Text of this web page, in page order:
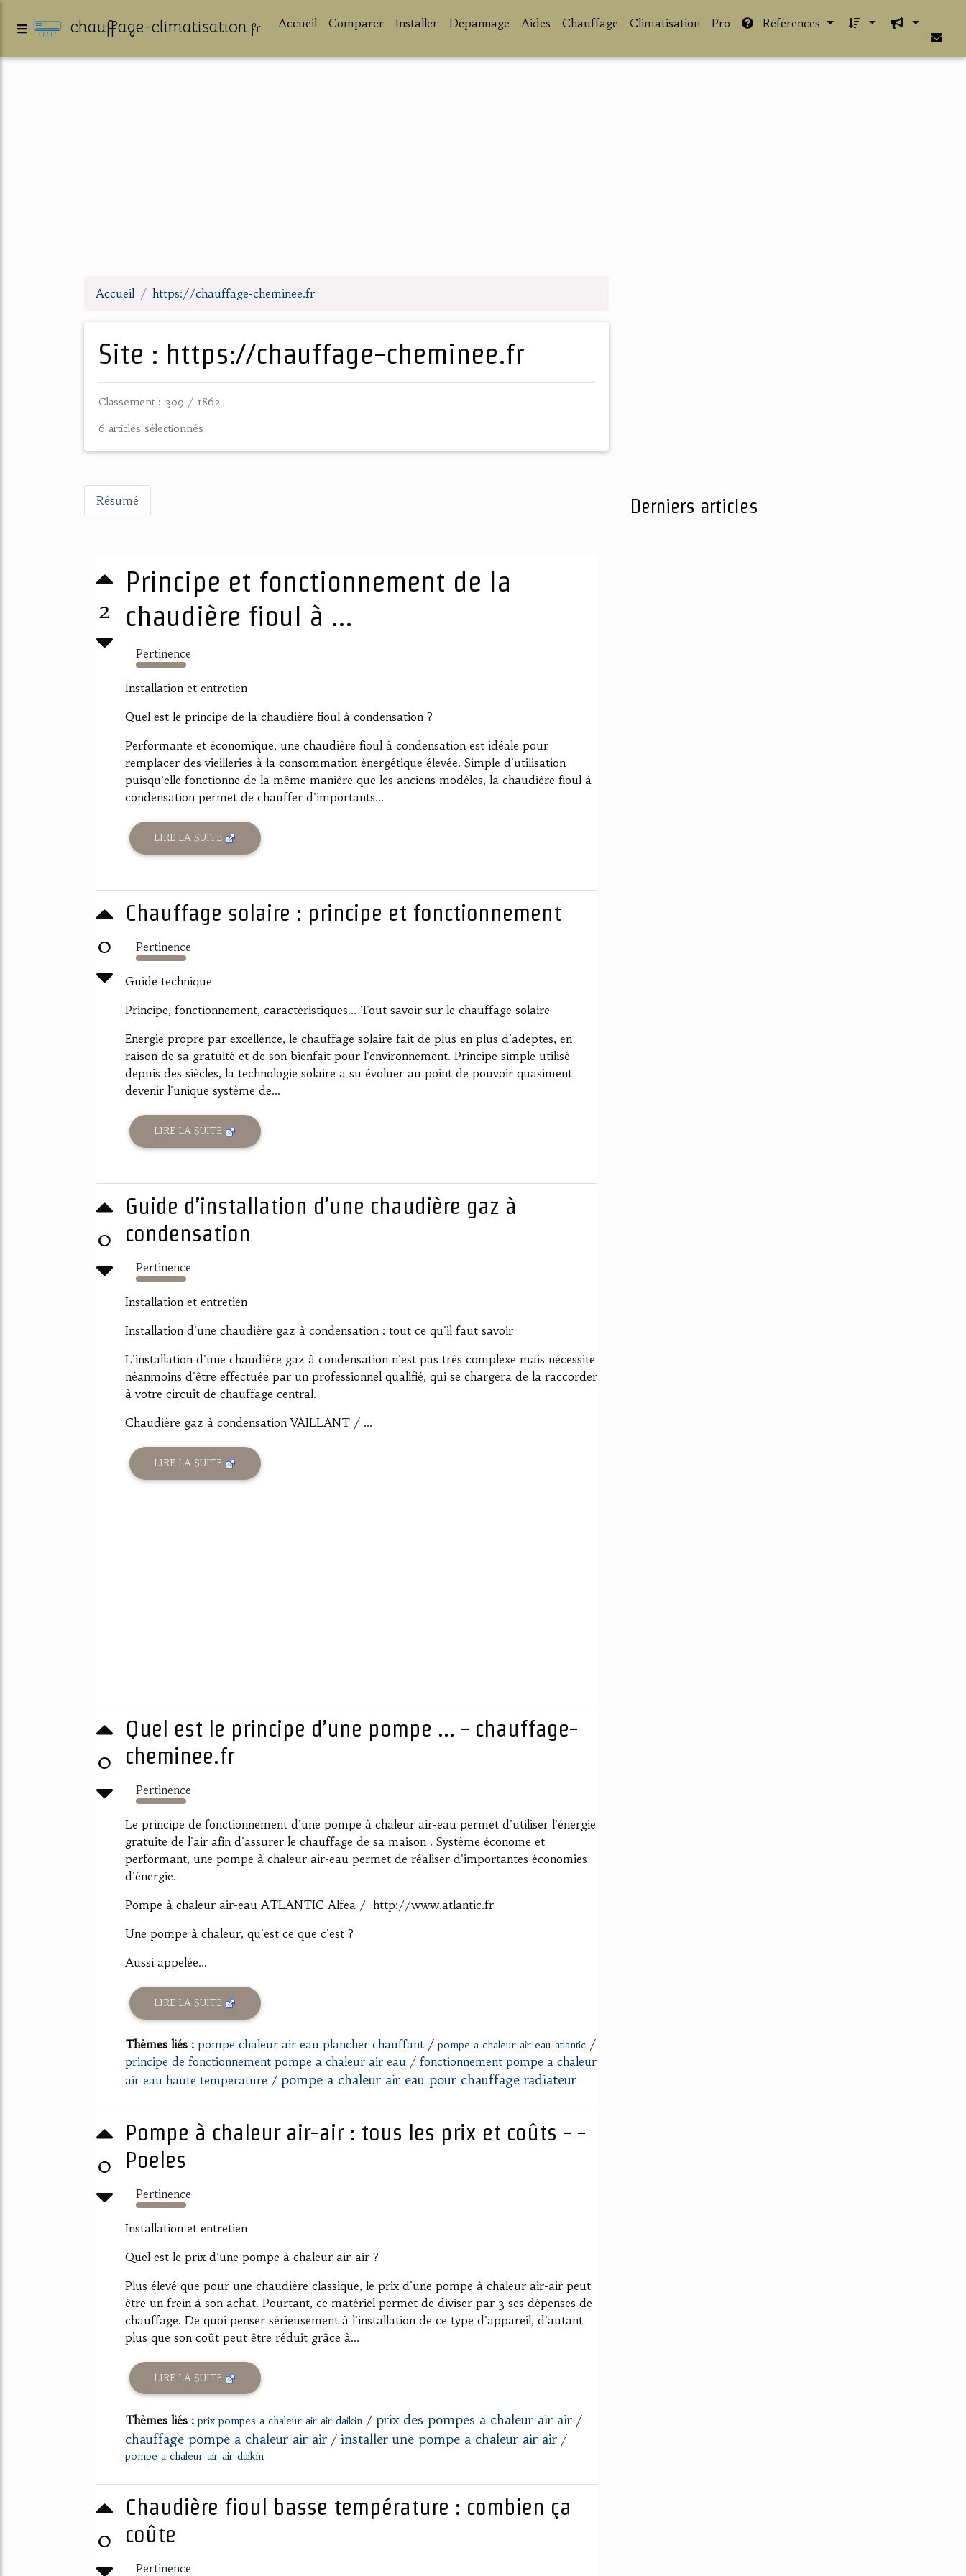
chauffage-climatisation.fr Accueil Comparer Installer Dépannage Aides Chauffage Climatisation Pro Références
Accueil https://chauffage-cheminee.fr
Site : https://chauffage-cheminee.fr
Classement : 309 / 1862
6 articles sélectionnés
Résumé
2
Principe et fonctionnement de la
chaudière fioul à ...
Pertinence
2062%
Installation et entretien
Quel est le principe de la chaudière fioul à condensation ?
Performante et économique, une chaudière fioul à condensation est idéale pour
remplacer des vieilleries à la consommation énergétique élevée. Simple d'utilisation
puisqu'elle fonctionne de la même manière que les anciens modèles, la chaudière fioul à
condensation permet de chauffer d'importants...
LIRE LA SUITE
0
Chauffage solaire : principe et fonctionnement
Pertinence
3097%
Guide technique
Principe, fonctionnement, caractéristiques... Tout savoir sur le chauffage solaire
Energie propre par excellence, le chauffage solaire fait de plus en plus d'adeptes, en
raison de sa gratuité et de son bienfait pour l'environnement. Principe simple utilisé
depuis des siècles, la technologie solaire a su évoluer au point de pouvoir quasiment
devenir l'unique système de...
LIRE LA SUITE
0
Guide d’installation d’une chaudière gaz à
condensation
Pertinence
2707%
Installation et entretien
Installation d'une chaudière gaz à condensation : tout ce qu'il faut savoir
L'installation d'une chaudière gaz à condensation n'est pas très complexe mais nécessite
néanmoins d'être effectuée par un professionnel qualifié, qui se chargera de la raccorder
à votre circuit de chauffage central.
Chaudière gaz à condensation VAILLANT / ...
LIRE LA SUITE
0
Quel est le principe d’une pompe ... - chauffage-
cheminee.fr
Pertinence
2341%
Le principe de fonctionnement d'une pompe à chaleur air-eau permet d'utiliser l'énergie
gratuite de l'air afin d'assurer le chauffage de sa maison . Système économe et
performant, une pompe à chaleur air-eau permet de réaliser d'importantes économies
d'énergie.
Pompe à chaleur air-eau ATLANTIC Alfea / http://www.atlantic.fr
Une pompe à chaleur, qu'est ce que c'est ?
Aussi appelée...
LIRE LA SUITE
Thèmes liés : pompe chaleur air eau plancher chauffant / pompe a chaleur air eau atlantic /
principe de fonctionnement pompe a chaleur air eau / fonctionnement pompe a chaleur
air eau haute temperature / pompe a chaleur air eau pour chauffage radiateur
0
Pompe à chaleur air-air : tous les prix et coûts - -
Poeles
Pertinence
1942%
Installation et entretien
Quel est le prix d'une pompe à chaleur air-air ?
Plus élevé que pour une chaudière classique, le prix d'une pompe à chaleur air-air peut
être un frein à son achat. Pourtant, ce matériel permet de diviser par 3 ses dépenses de
chauffage. De quoi penser sérieusement à l'installation de ce type d'appareil, d'autant
plus que son coût peut être réduit grâce à...
LIRE LA SUITE
Thèmes liés : prix pompes a chaleur air air daikin / prix des pompes a chaleur air air /
chauffage pompe a chaleur air air / installer une pompe a chaleur air air /
pompe a chaleur air air daikin
0
Chaudière fioul basse température : combien ça
coûte
Pertinence
Derniers articles